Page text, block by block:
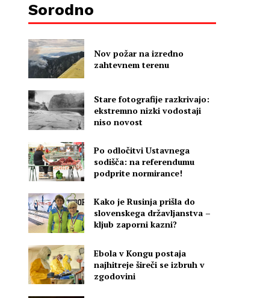
Sorodno
Nov požar na izredno
zahtevnem terenu
Stare fotografije razkrivajo:
ekstremno nizki vodostaji
niso novost
Po odločitvi Ustavnega
sodišča: na referendumu
podprite normirance!
Kako je Rusinja prišla do
slovenskega državljanstva –
kljub zaporni kazni?
Ebola v Kongu postaja
najhitreje šireči se izbruh v
zgodovini